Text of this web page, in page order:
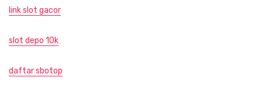
link slot gacor
slot depo 10k
daftar sbotop